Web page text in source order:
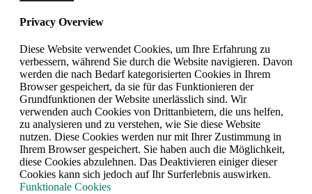
Privacy Overview
Diese Website verwendet Cookies, um Ihre Erfahrung zu
verbessern, während Sie durch die Website navigieren. Davon
werden die nach Bedarf kategorisierten Cookies in Ihrem
Browser gespeichert, da sie für das Funktionieren der
Grundfunktionen der Website unerlässlich sind. Wir
verwenden auch Cookies von Drittanbietern, die uns helfen,
zu analysieren und zu verstehen, wie Sie diese Website
nutzen. Diese Cookies werden nur mit Ihrer Zustimmung in
Ihrem Browser gespeichert. Sie haben auch die Möglichkeit,
diese Cookies abzulehnen. Das Deaktivieren einiger dieser
Cookies kann sich jedoch auf Ihr Surferlebnis auswirken.
Funktionale Cookies